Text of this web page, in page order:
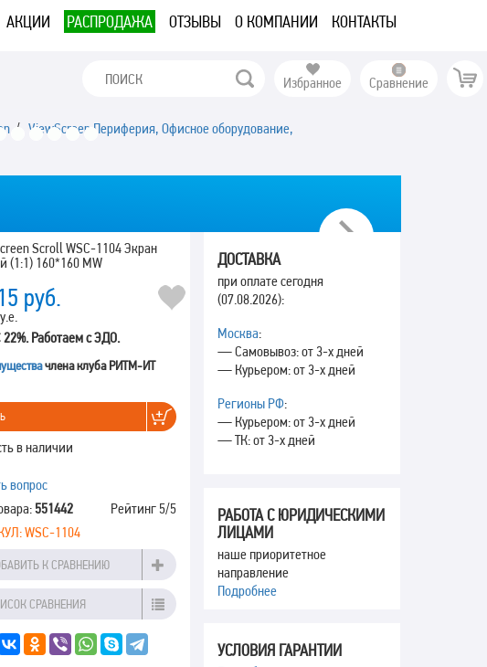
АКЦИИ РАСПРОДАЖА ОТЗЫВЫ О КОМПАНИИ КОНТАКТЫ
Избранное Сравнение
/ ViewScreen Периферия, Офисное оборудование,
Next
Scroll WSC-1104 Экран
(1:1) 160*160 MW
руб.
Работаем с ЭДО.
члена клуба РИТМ-ИТ
в наличии
вопрос
Рейтинг 5/5
551442
WSC-1104
К СРАВНЕНИЮ
СРАВНЕНИЯ
ДОСТАВКА
при оплате сегодня
(07.08.2026):
Москва:
— Самовывоз: от 3-х дней
— Курьером: от 3-х дней
Регионы РФ:
— Курьером: от 3-х дней
— ТК: от 3-х дней
РАБОТА С ЮРИДИЧЕСКИМИ
ЛИЦАМИ
наше приоритетное
направление
Подробнее
УСЛОВИЯ ГАРАНТИИ